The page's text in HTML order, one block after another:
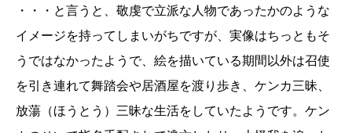
・・・と言うと、敬虔で立派な人物であったかのような
イメージを持ってしまいがちですが、実像はちっともそ
うではなかったようで、絵を描いている期間以外は召使
を引き連れて舞踏会や居酒屋を渡り歩き、ケンカ三昧、
放蕩（ほうとう）三昧な生活をしていたようです。ケン